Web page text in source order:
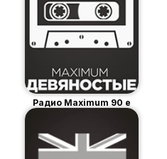
Радио Maximum 90 е